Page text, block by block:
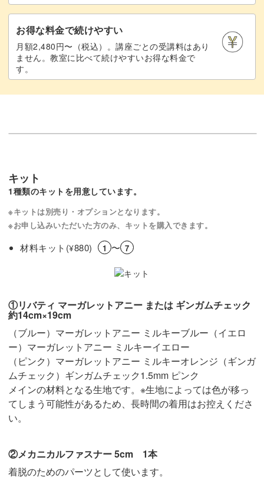
お得な料金で続けやすい
月額2,480円〜（税込）。講座ごとの受講料はあり
ません。教室に比べて続けやすいお得な料金で
す。
キット
1種類のキットを用意しています。
※キットは別売り・オプションとなります。
※お申し込みいただいた方のみ、キットを購入できます。
材料キット(¥880) 1 〜 7
①リバティ マーガレットアニー または ギンガムチェック
約14cm×19cm
（ブルー）マーガレットアニー ミルキーブルー（イエロ
ー）マーガレットアニー ミルキーイエロー
（ピンク）マーガレットアニー ミルキーオレンジ（ギンガ
ムチェック）ギンガムチェック1.5mm ピンク
メインの材料となる生地です。※生地によっては色が移っ
てしまう可能性があるため、長時間の着用はお控えくださ
い。
②メカニカルファスナー 5cm 1本
着脱のためのパーツとして使います。